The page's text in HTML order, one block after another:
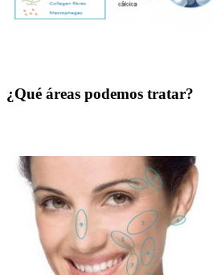
¿Qué áreas podemos tratar?